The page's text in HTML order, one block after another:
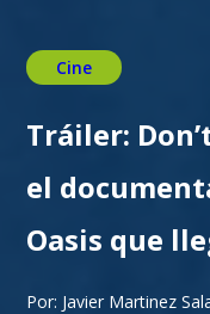
Cine
Tráiler:
el
Oasis que
Por: Javier Martinez